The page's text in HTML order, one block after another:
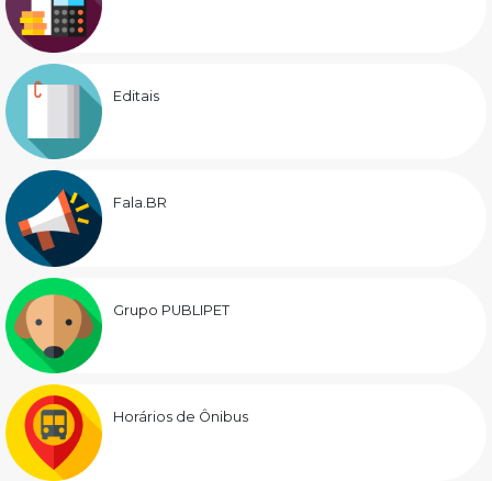
Editais
Fala.BR
Grupo PUBLIPET
Horários de Ônibus